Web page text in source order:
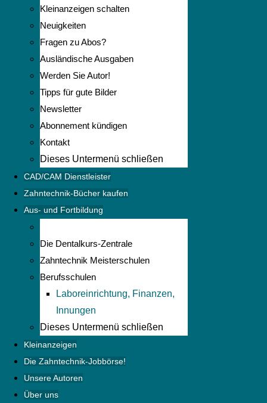
Kleinanzeigen schalten
Neuigkeiten
Fragen zu Abos?
Ausländische Ausgaben
Werden Sie Autor!
Tipps für gute Bilder
Newsletter
Abonnement kündigen
Kontakt
Dieses Untermenü schließen
CAD/CAM Dienstleister
Zahntechnik-Bücher kaufen
Aus- und Fortbildung
Die Dentalkurs-Zentrale
Zahntechnik Meisterschulen
Berufsschulen
Laboreinrichtung, Finanzen,
Innungen
Dieses Untermenü schließen
Kleinanzeigen
Die Zahntechnik-Jobbörse!
Unsere Autoren
Über uns